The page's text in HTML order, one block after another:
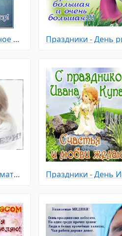
Праздники - Вербное Воскресенье
Праздники - День матери